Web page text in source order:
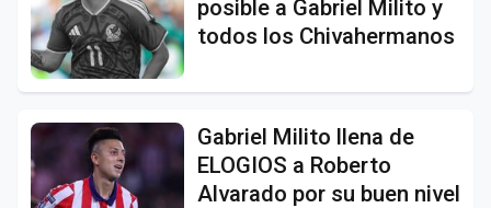
posible a Gabriel Milito y
todos los Chivahermanos
Gabriel Milito llena de
ELOGIOS a Roberto
Alvarado por su buen nivel